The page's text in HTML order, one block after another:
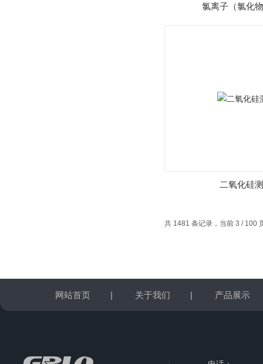
氯离子（氯化
二氧化硅
共 1481 条记录，当前 3 / 100
网站首页 | 关于我们 | 产品展示